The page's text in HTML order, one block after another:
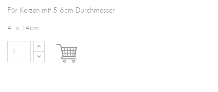
Für Kerzen mit 5-6cm Durchmesser
4 x 14cm
